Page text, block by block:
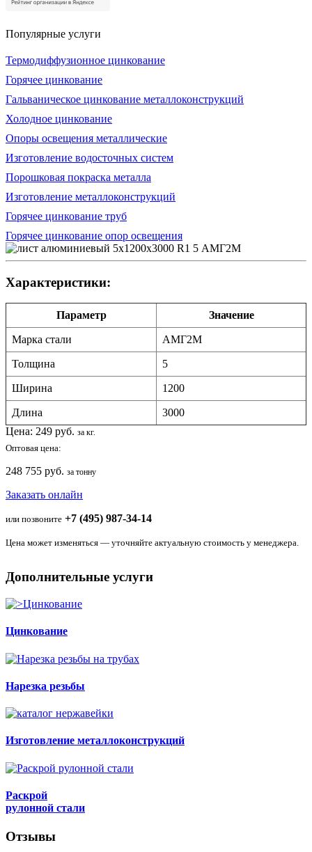
Популярные услуги
Термодиффузионное цинкование
Горячее цинкование
Гальваническое цинкование металлоконструкций
Холодное цинкование
Опоры освещения металлические
Изготовление водосточных систем
Порошковая покраска металла
Изготовление металлоконструкций
Горячее цинкование труб
Горячее цинкование опор освещения
Характеристики:
Параметр Значение
Марка стали АМГ2М
Толщина 5
Ширина 1200
Длина
3000
Цена: 249 руб. за кг.
Оптовая цена:
248 755 руб. за тонну
Заказать онлайн
или позвоните +7 (495) 987-34-14
Цена может изменяться — уточняйте актуальную стоимость у менеджера.
Дополнительные услуги
Цинкование
Нарезка резьбы
Изготовление металлоконструкций
Раскрой
рулонной стали
Отзывы